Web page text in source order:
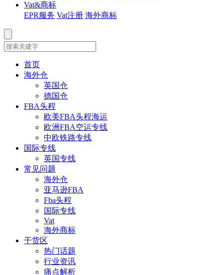
Vat&商标
EPR服务 Vat注册 海外商标
首页
海外仓
英国仓
德国仓
FBA头程
欧美FBA头程海运
欧洲FBA空运专线
中欧铁路专线
国际专线
英国专线
常见问题
海外仓
亚马逊FBA
Fba头程
国际专线
Vat
海外商标
干货区
热门话题
行业资讯
痛点解析